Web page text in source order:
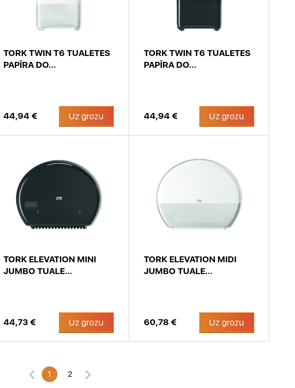
TORK TWIN T6 TUALETES
PAPĪRA DO...
44,94 € Uz grozu
TORK TWIN T6 TUALETES
PAPĪRA DO...
44,94 € Uz grozu
TORK ELEVATION MINI
JUMBO TUALE...
44,73 € Uz grozu
TORK ELEVATION MIDI
JUMBO TUALE...
60,78 € Uz grozu
1 2